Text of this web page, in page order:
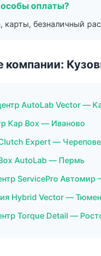
оплаты?
карты, безналичный
AutoLab Vector —
Кар Box — Иваново
Clutch Expert —
Box AutoLab — Пермь
ServicePro
Hybrid Vector —
Torque Detail —